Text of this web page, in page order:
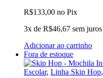
R$133,00 no Pix
3x de R$46,67 sem juros
Adicionar ao carrinho
Fora de estoque
Escolar, Linha Skip Hop,